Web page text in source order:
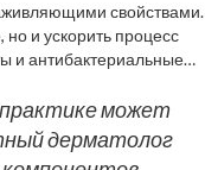
средств. Оно
свойствами.
и ускорить процесс
и антибактериальные
высыпания.
практике может
дерматолог